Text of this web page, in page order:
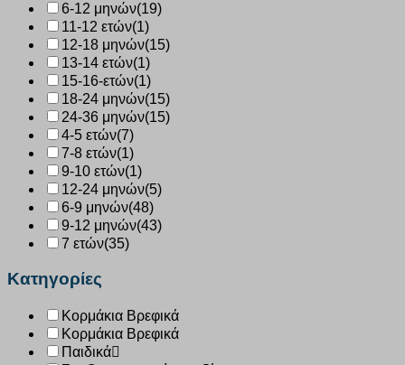
6-12 μηνών(19)
11-12 ετών(1)
12-18 μηνών(15)
13-14 ετών(1)
15-16-ετών(1)
18-24 μηνών(15)
24-36 μηνών(15)
4-5 ετών(7)
7-8 ετών(1)
9-10 ετών(1)
12-24 μηνών(5)
6-9 μηνών(48)
9-12 μηνών(43)
7 ετών(35)
Κατηγορίες
Κορμάκια Βρεφικά
Κορμάκια Βρεφικά
Παιδικά